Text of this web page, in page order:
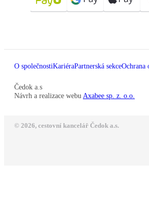
O společnostiKariéraPartnerská sekceOchrana
Čedok a.s
Návrh a realizace webu Axabee sp. z. o.o.
© 2026, cestovní kancelář Čedok a.s.